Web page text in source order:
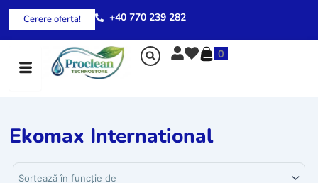
Skip
content
Cerere oferta! +40 770 239 282
0
Ekomax International
Sortează produsele